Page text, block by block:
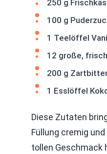
250 g
100 g
1 Teelöffel
12 große,
200 g
1 Esslöffel
Diese Zutaten
Füllung cremig
tollen Geschmack